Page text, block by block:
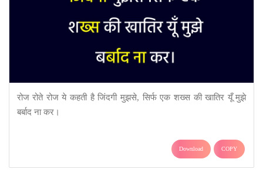
रोज रोते रोज ये कहती है जिंदगी मुझसे, सिर्फ एक शख्स की खातिर यूँ मुझे
बर्बाद ना कर।
Download COPY